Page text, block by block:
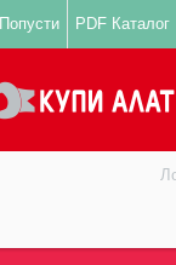
Попусти PDF Каталог